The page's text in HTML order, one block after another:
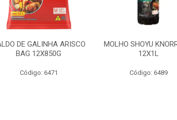
DE GALINHA ARISCO
BAG 12X850G
Código: 6471
MOLHO SHOYU KNORR PET
12X1L
Código: 6489